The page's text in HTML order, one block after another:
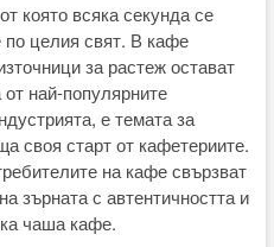
която всяка секунда се
целия свят. В кафе
за растеж остават
най-популярните
е темата за
своя старт от кафетериите.
на кафе свързват
зърната с автентичността и
чаша кафе.